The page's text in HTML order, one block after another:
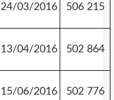
24/03/2016 506 215
13/04/2016 502 864
15/06/2016 502 776